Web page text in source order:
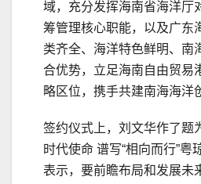
域，充分发挥海南省海洋厅
筹管理核心职能，以及广东
类齐全、海洋特色鲜明、南
合优势，立足海南自由贸易
略区位，携手共建南海海洋
签约仪式上，刘文华作了题
时代使命 谱写“相向而行”粤
表示，要前瞻布局和发展未